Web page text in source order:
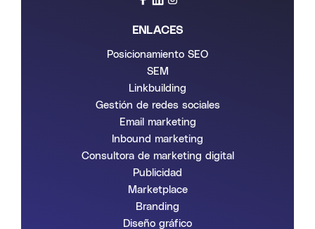
ENLACES
Posicionamiento SEO
SEM
Linkbuilding
Gestión de redes sociales
Email marketing
Inbound marketing
Consultora de marketing digital
Publicidad
Marketplace
Branding
Diseño gráfico